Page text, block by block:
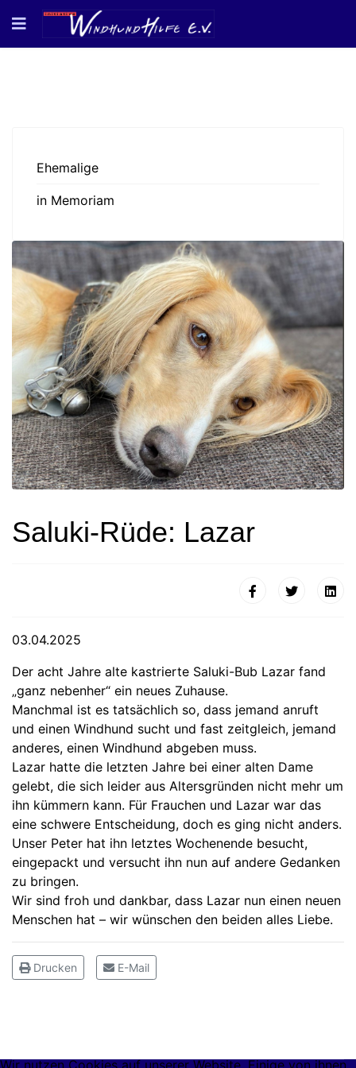
Ehemalige
in Memoriam
Saluki-Rüde: Lazar
03.04.2025
Der acht Jahre alte kastrierte Saluki-Bub Lazar fand
„ganz nebenher“ ein neues Zuhause.
Manchmal ist es tatsächlich so, dass jemand anruft
und einen Windhund sucht und fast zeitgleich, jemand
anderes, einen Windhund abgeben muss.
Lazar hatte die letzten Jahre bei einer alten Dame
gelebt, die sich leider aus Altersgründen nicht mehr um
ihn kümmern kann. Für Frauchen und Lazar war das
eine schwere Entscheidung, doch es ging nicht anders.
Unser Peter hat ihn letztes Wochenende besucht,
eingepackt und versucht ihn nun auf andere Gedanken
zu bringen.
Wir sind froh und dankbar, dass Lazar nun einen neuen
Menschen hat – wir wünschen den beiden alles Liebe.
Drucken E-Mail
Wir nutzen Cookies auf unserer Website. Einige von ihnen